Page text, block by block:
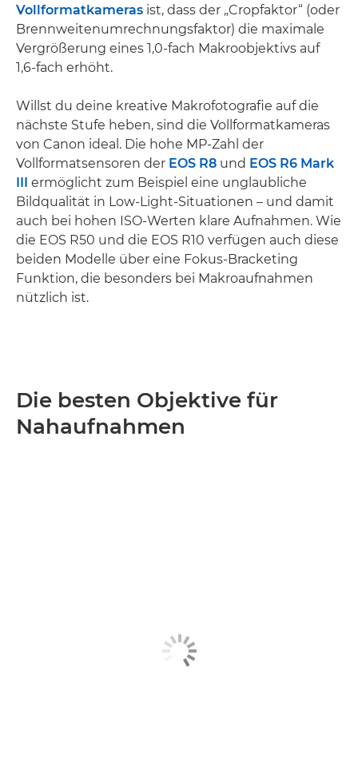
Vollformatkameras ist, dass der „Cropfaktor“ (oder
Brennweitenumrechnungsfaktor) die maximale
Vergrößerung eines 1,0-fach Makroobjektivs auf
1,6-fach erhöht.
Willst du deine kreative Makrofotografie auf die
nächste Stufe heben, sind die Vollformatkameras
von Canon ideal. Die hohe MP-Zahl der
Vollformatsensoren der EOS R8 und EOS R6 Mark
III ermöglicht zum Beispiel eine unglaubliche
Bildqualität in Low-Light-Situationen – und damit
auch bei hohen ISO-Werten klare Aufnahmen. Wie
die EOS R50 und die EOS R10 verfügen auch diese
beiden Modelle über eine Fokus-Bracketing
Funktion, die besonders bei Makroaufnahmen
nützlich ist.
Die besten Objektive für
Nahaufnahmen